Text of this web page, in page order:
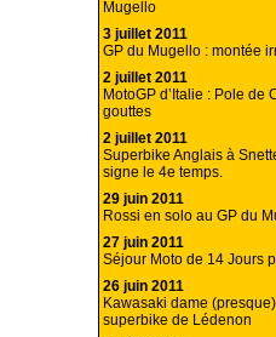
Mugello
3 juillet 2011
GP du Mugello : montée
2 juillet 2011
MotoGP d’Italie : Pole de
gouttes
2 juillet 2011
Superbike Anglais à
signe le 4e temps.
29 juin 2011
Rossi en solo au GP du
27 juin 2011
Séjour Moto de 14 Jours
26 juin 2011
Kawasaki dame
superbike de Lédenon